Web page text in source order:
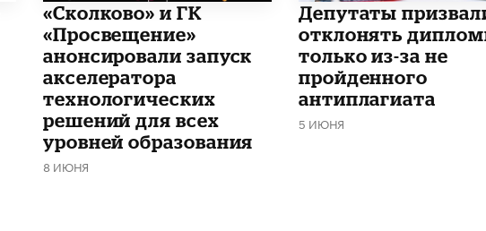
«Сколково» и ГК
«Просвещение»
анонсировали запуск
акселератора
технологических
решений для всех
уровней образования
8 ИЮНЯ
Депутаты
отклонять
только из-за не
пройденного
антиплагиата
5 ИЮНЯ